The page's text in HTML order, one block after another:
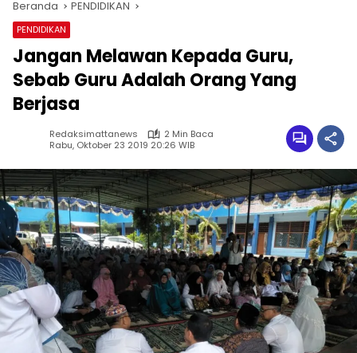
Beranda PENDIDIKAN
PENDIDIKAN
Jangan Melawan Kepada Guru,
Sebab Guru Adalah Orang Yang
Berjasa
Redaksimattanews
2 Min Baca
Rabu, Oktober 23 2019 20:26 WIB